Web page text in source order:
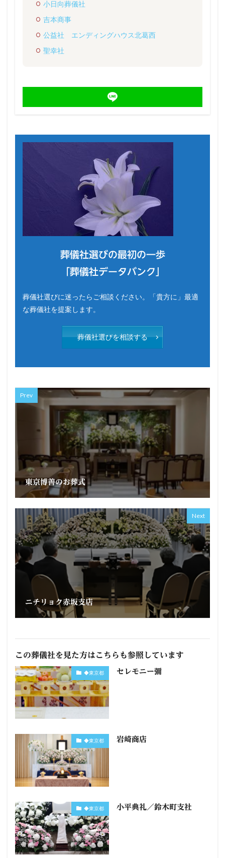
小日向葬儀社
吉本商事
公益社 エンディングハウス北葛西
聖幸社
葬儀社選びの最初の一歩
「葬儀社データバンク」
葬儀社選びに迷ったらご相談ください。「貴方に」最適
な葬儀社を提案します。
葬儀社選びを相談する
Prev
東京博善のお葬式
Next
ニチリョク赤坂支店
この葬儀社を見た方はこちらも参照しています
◆東京都 セレモニー彌
◆東京都 岩崎商店
◆東京都 小平典礼／鈴木町支社